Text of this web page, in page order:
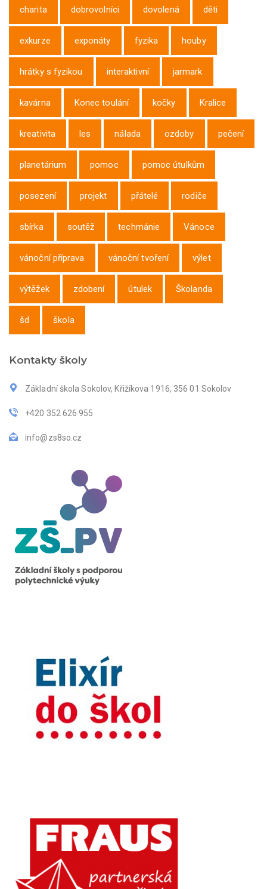
charita dobrovolníci dovolená děti
exkurze exponáty fyzika houby
hrátky s fyzikou interaktivní jarmark
kavárna Konec toulání kočky Kralice
kreativita les nálada ozdoby pečení
planetárium pomoc pomoc útulkům
posezení projekt přátelé rodiče
sbírka soutěž techmánie Vánoce
vánoční příprava vánoční tvoření výlet
výtěžek zdobení útulek Školanda
šd škola
Kontakty školy
Základní škola Sokolov, Křižíkova 1916, 356 01 Sokolov
+420 352 626 955
info@zs8so.cz